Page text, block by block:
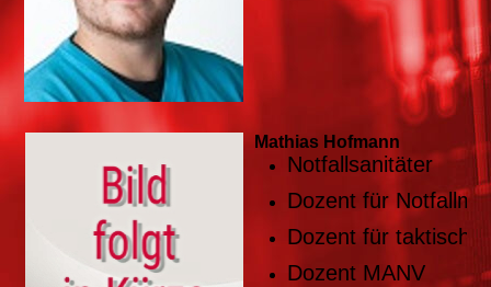
Mathias Hofmann
Notfallsanitäter
Dozent für
Dozent für taktische
Dozent MANV